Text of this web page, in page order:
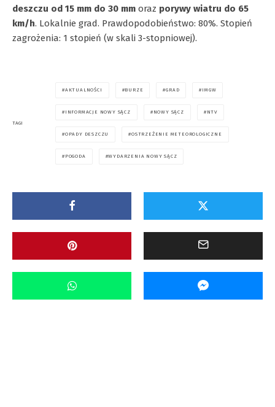
deszczu od 15 mm do 30 mm oraz porywy wiatru do 65
km/h. Lokalnie grad. Prawdopodobieństwo: 80%. Stopień
zagrożenia: 1 stopień (w skali 3-stopniowej).
TAGI
AKTUALNOŚCI BURZE GRAD IMGW
INFORMACJE NOWY SĄCZ NOWY SĄCZ NTV
OPADY DESZCZU OSTRZEŻENIE METEOROLOGICZNE
POGODA WYDARZENIA NOWY SĄCZ